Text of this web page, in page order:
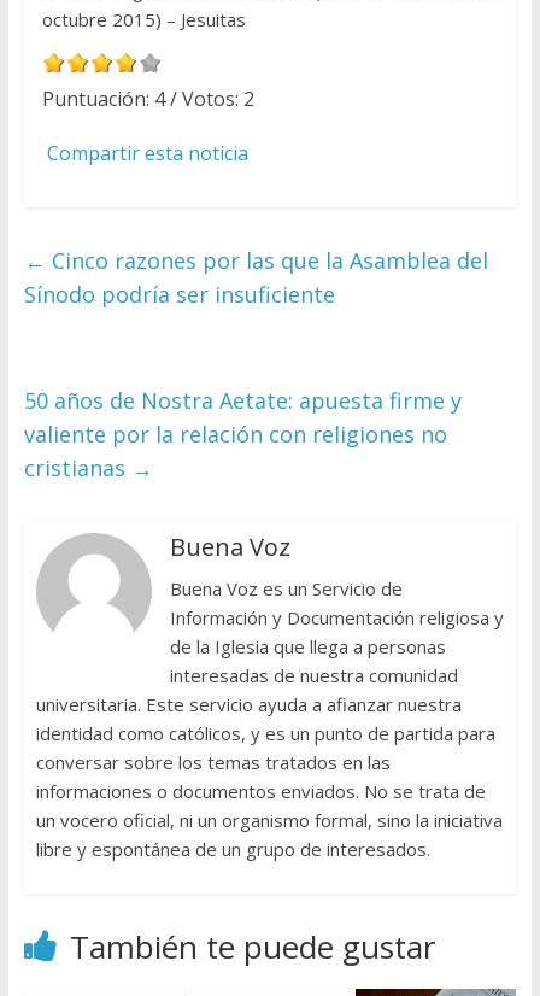
octubre 2015) – Jesuitas
Puntuación: 4/ Votos: 2
Compartir esta noticia
← Cinco razones por las que la Asamblea del
Sínodo podría ser insuficiente
50 años de Nostra Aetate: apuesta firme y
valiente por la relación con religiones no
cristianas →
Buena Voz
Buena Voz es un Servicio de
Información y Documentación religiosa y
de la Iglesia que llega a personas
interesadas de nuestra comunidad
universitaria. Este servicio ayuda a afianzar nuestra
identidad como católicos, y es un punto de partida para
conversar sobre los temas tratados en las
informaciones o documentos enviados. No se trata de
un vocero oficial, ni un organismo formal, sino la iniciativa
libre y espontánea de un grupo de interesados.
También te puede gustar